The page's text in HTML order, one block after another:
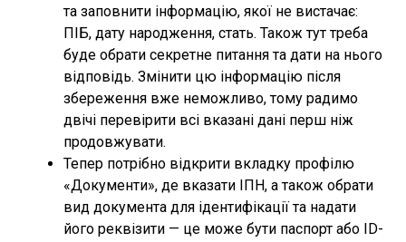
та заповнити інформацію, якої не вистачає:
ПІБ, дату народження, стать. Також тут треба
буде обрати секретне питання та дати на нього
відповідь. Змінити цю інформацію після
збереження вже неможливо, тому радимо
двічі перевірити всі вказані дані перш ніж
продовжувати.
Тепер потрібно відкрити вкладку профілю
«Документи», де вказати ІПН, а також обрати
вид документа для ідентифікації та надати
його реквізити — це може бути паспорт або ID-